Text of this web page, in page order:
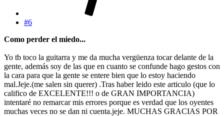
#6
Como perder el miedo...
Yo tb toco la guitarra y me da mucha vergüenza tocar delante de la
gente, además soy de las que en cuanto se confunde hago gestos con
la cara para que la gente se entere bien que lo estoy haciendo
mal.Jeje.(me salen sin querer) .Tras haber leido este articulo (que lo
califico de EXCELENTE!!! o de GRAN IMPORTANCIA)
intentaré no remarcar mis errores porque es verdad que los oyentes
muchas veces no se dan ni cuenta.jeje. MUCHAS GRACIAS POR